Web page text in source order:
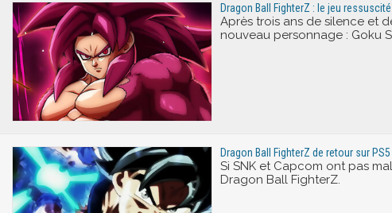
Dragon Ball FighterZ : le jeu
Après trois ans de silence et
nouveau personnage : Goku
Dragon Ball FighterZ de retour sur
Si SNK et Capcom ont pas
Dragon Ball FighterZ.